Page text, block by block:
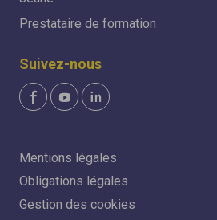
Prestataire de formation
Suivez-nous
Mentions légales
Obligations légales
Gestion des cookies